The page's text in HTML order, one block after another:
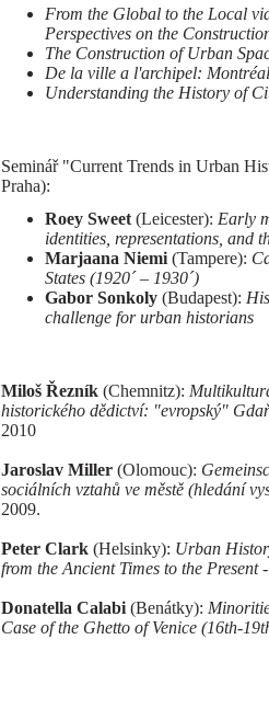
From the Global to the Local
Perspectives on the
The Construction of Urban
De la ville a l'archipel:
Understanding the History of
Seminář "Current Trends in Urban
Praha):
Roey Sweet (Leicester): Early
identities, representations, and
Marjaana Niemi (Tampere):
States (1920´ – 1930´)
Gabor Sonkoly (Budapest):
challenge for urban historians
Miloš Řezník (Chemnitz):
historického dědictví: "evropský"
2010
Jaroslav Miller (Olomouc):
sociálních vztahů ve městě (hledání
2009.
Peter Clark (Helsinky): Urban
from the Ancient Times to the Present-
Donatella Calabi (Benátky):
Case of the Ghetto of Venice (16th-